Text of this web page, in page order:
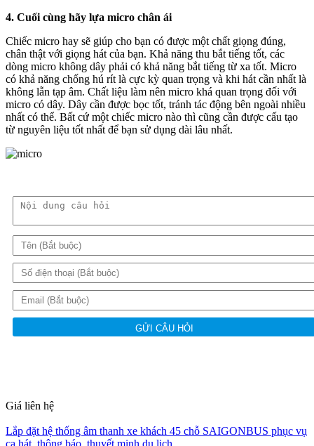
4. Cuối cùng hãy lựa micro chân ái
Chiếc micro hay sẽ giúp cho bạn có được một chất giọng đúng,
chân thật với giọng hát của bạn. Khả năng thu bắt tiếng tốt, các
dòng micro không dây phải có khả năng bắt tiếng từ xa tốt. Micro
có khả năng chống hú rít là cực kỳ quan trọng và khi hát cần nhất là
không lẫn tạp âm. Chất liệu làm nên micro khá quan trọng đối với
micro có dây. Dây cần được bọc tốt, tránh tác động bên ngoài nhiều
nhất có thể. Bất cứ một chiếc micro nào thì cũng cần được cấu tạo
từ nguyên liệu tốt nhất để bạn sử dụng dài lâu nhất.
GỬI CÂU HỎI
Giá liên hệ
Lắp đặt hệ thống âm thanh xe khách 45 chỗ SAIGONBUS phục vụ
ca hát, thông báo, thuyết minh du lịch